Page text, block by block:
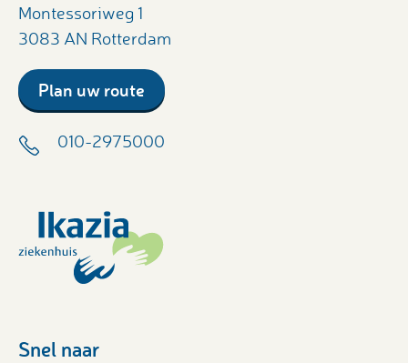
Montessoriweg 1
3083 AN Rotterdam
Plan uw route
010-2975000
Snel naar